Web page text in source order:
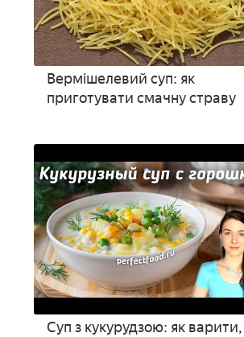
Вермішелевий суп: як
приготувати смачну страву
Суп з кукурудзою: як варити,